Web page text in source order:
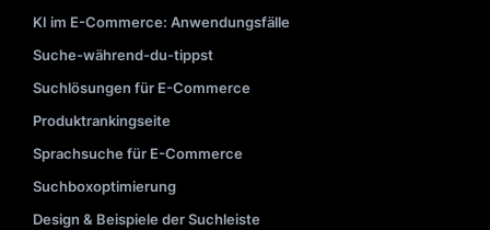
KI im E-Commerce: Anwendungsfälle
Suche-während-du-tippst
Suchlösungen für E-Commerce
Produktrankingseite
Sprachsuche für E-Commerce
Suchboxoptimierung
Design & Beispiele der Suchleiste